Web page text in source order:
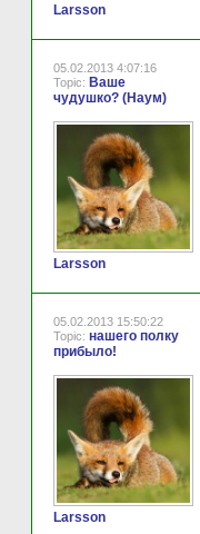
Larsson
05.02.2013 4:07:16
Topic: Ваше
чудушко? (Наум)
Larsson
05.02.2013 15:50:22
Topic: нашего полку
прибыло!
Larsson